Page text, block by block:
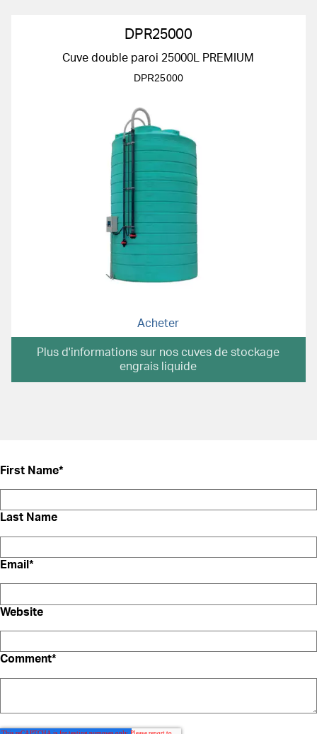
DPR25000
Cuve double paroi 25000L PREMIUM
DPR25000
Acheter
Plus d'informations sur nos cuves de stockage
engrais liquide
First Name*
Last Name
Email *
Website
Comment*